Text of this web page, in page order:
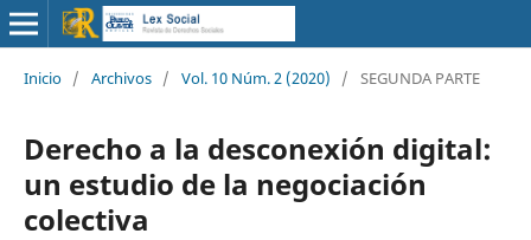
Inicio / Archivos / Vol. 10 Núm. 2 (2020) / SEGUNDA PARTE
Derecho a la desconexión digital:
un estudio de la negociación
colectiva